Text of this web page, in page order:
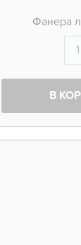
Фанера
В